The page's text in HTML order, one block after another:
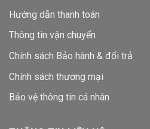
Hướng dẫn thanh toán
Thông tin vận chuyển
Chính sách Bảo hành & đổi trả
Chính sách thương mại
Bảo vệ thông tin cá nhân